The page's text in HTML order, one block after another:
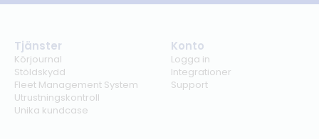
Tjänster
Körjournal
Stöldskydd
Fleet Management System
Utrustningskontroll
Unika kundcase
Konto
Logga in
Integrationer
Support